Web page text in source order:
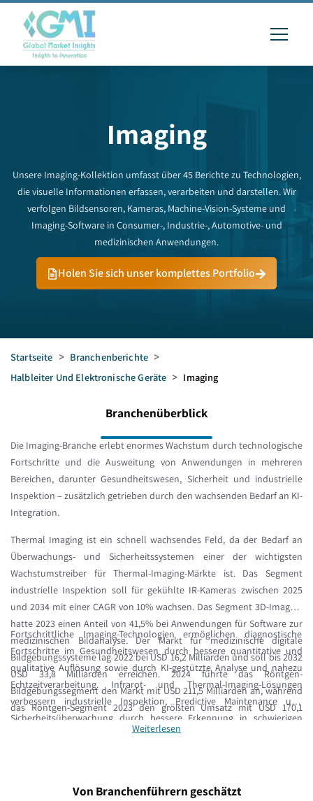
Imaging
Unsere Imaging-Kollektion umfasst über 45 Berichte zu Technologien,
die visuelle Informationen erfassen, verarbeiten und darstellen. Wir
verfolgen Bildsensoren, Kameras, Machine-Vision-Systeme und
Imaging-Software in Consumer-, Industrie-, Automotive- und
medizinischen Anwendungen.
Holen Sie sich unser komplettes Portfolio
Startseite > Branchenberichte >
Halbleiter Und Elektronische Geräte > Imaging
Branchenüberblick
Die Imaging-Branche erlebt enormes Wachstum durch technologische
Fortschritte und die Ausweitung von Anwendungen in mehreren
Bereichen, darunter Gesundheitswesen, Sicherheit und industrielle
Inspektion – zusätzlich getrieben durch den wachsenden Bedarf an KI-
Integration.
Thermal Imaging ist ein schnell wachsendes Feld, da der Bedarf an
Überwachungs- und Sicherheitssystemen einer der wichtigsten
Wachstumstreiber für Thermal-Imaging-Märkte ist. Das Segment
industrielle Inspektion soll für gekühlte IR-Kameras zwischen 2025
und 2034 mit einer CAGR von 10% wachsen. Das Segment 3D-Imaging
hatte 2023 einen Anteil von 41,5% bei Anwendungen für Software zur
medizinischen Bildanalyse. Der Markt für medizinische digitale
Bildgebungssysteme lag 2022 bei USD 16,2 Milliarden und soll bis 2032
USD 33,8 Milliarden erreichen. 2024 führte das Röntgen-
Bildgebungssegment den Markt mit USD 211,5 Milliarden an, während
das Röntgen-Segment 2023 den größten Umsatz mit USD 170,1
Milliarden hielt.
Fortschrittliche Imaging-Technologien ermöglichen diagnostische
Fortschritte im Gesundheitswesen durch bessere quantitative und
qualitative Auflösung sowie durch KI-gestützte Analyse und nahezu
Echtzeitverarbeitung. Infrarot- und Thermal-Imaging-Lösungen
verbessern industrielle Inspektion, Predictive Maintenance und
Sicherheitsüberwachung durch bessere Erkennung in schwierigen
Umgebungen. Die Kombination aus KI, maschinellem Lernen und
industriellen und sicherheitsrelevanten Bereichen.
Weiterlesen
Von Branchenführern geschätzt